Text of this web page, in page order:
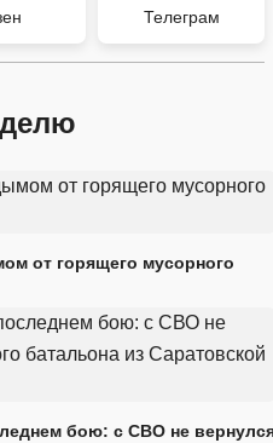
Телеграм
от горящего мусорного
бою: с СВО не